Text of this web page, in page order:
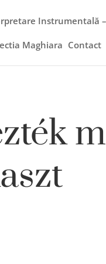
Instrumentală
Maghiara Contact